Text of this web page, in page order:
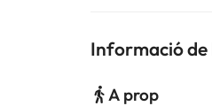
Informació de
A prop